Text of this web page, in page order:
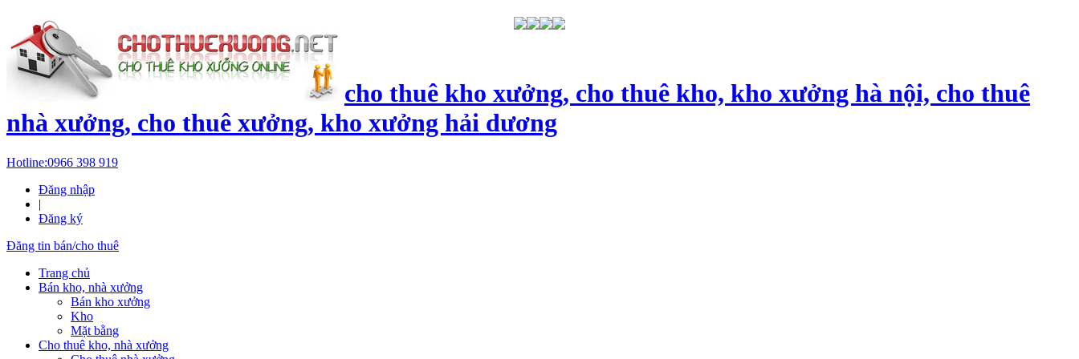
cho thuê kho xưởng, cho thuê kho, kho xưởng hà nội, cho thuê
nhà xưởng, cho thuê xưởng, kho xưởng hải dương
Hotline:0966 398 919
Đăng nhập
|
Đăng ký
Đăng tin bán/cho thuê
Trang chủ
Bán kho, nhà xưởng
Bán kho xưởng
Kho
Mặt bằng
Cho thuê kho, nhà xưởng